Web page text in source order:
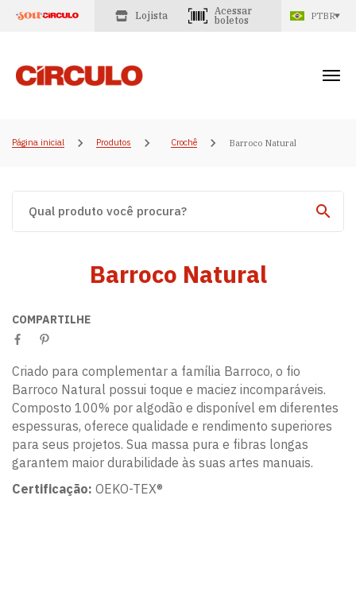
Lojista
Acessar
boletos
PTBR
Página inicial Produtos Crochê Barroco Natural
Barroco Natural
COMPARTILHE
Criado para complementar a família Barroco, o fio
Barroco Natural possui toque e maciez incomparáveis.
Composto 100% por algodão e disponível em diferentes
espessuras, oferece qualidade e rendimento superiores
para seus projetos. Sua massa pura e fibras longas
garantem maior durabilidade às suas artes manuais.
Certificação: OEKO-TEX®